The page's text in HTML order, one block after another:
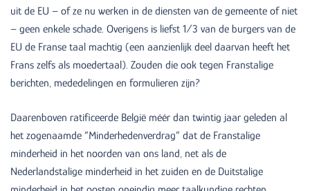
uit de EU – of ze nu werken in de diensten van de gemeente of niet
– geen enkele schade. Overigens is liefst 1/3 van de burgers van de
EU de Franse taal machtig (een aanzienlijk deel daarvan heeft het
Frans zelfs als moedertaal). Zouden die ook tegen Franstalige
berichten, mededelingen en formulieren zijn?
Daarenboven ratificeerde België méér dan twintig jaar geleden al
het zogenaamde “Minderhedenverdrag” dat de Franstalige
minderheid in het noorden van ons land, net als de
Nederlandstalige minderheid in het zuiden en de Duitstalige